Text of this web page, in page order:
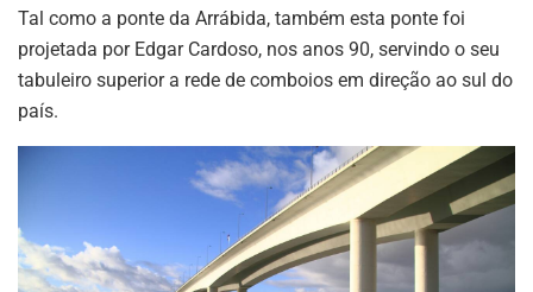
Tal como a ponte da Arrábida, também esta ponte foi
projetada por Edgar Cardoso, nos anos 90, servindo o seu
tabuleiro superior a rede de comboios em direção ao sul do
país.